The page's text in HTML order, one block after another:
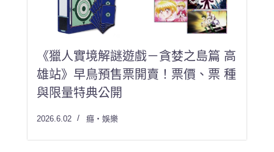
《獵人實境解謎遊戲－貪婪之島篇 高
雄站》早鳥預售票開賣！票價、票 種
與限量特典公開
2026.6.02 癮・娛樂